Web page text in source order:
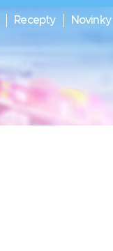
Recepty Novinky